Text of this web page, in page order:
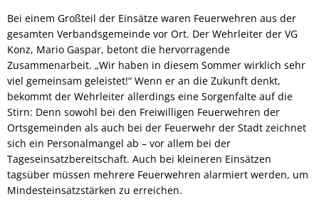
Bei einem Großteil der Einsätze waren Feuerwehren aus der
gesamten Verbandsgemeinde vor Ort. Der Wehrleiter der VG
Konz, Mario Gaspar, betont die hervorragende
Zusammenarbeit. „Wir haben in diesem Sommer wirklich sehr
viel gemeinsam geleistet!“ Wenn er an die Zukunft denkt,
bekommt der Wehrleiter allerdings eine Sorgenfalte auf die
Stirn: Denn sowohl bei den Freiwilligen Feuerwehren der
Ortsgemeinden als auch bei der Feuerwehr der Stadt zeichnet
sich ein Personalmangel ab – vor allem bei der
Tageseinsatzbereitschaft. Auch bei kleineren Einsätzen
tagsüber müssen mehrere Feuerwehren alarmiert werden, um
Mindesteinsatzstärken zu erreichen.